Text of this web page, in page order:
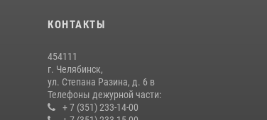
КОНТАКТЫ
454111
г. Челябинск,
ул. Степана Разина, д. 6 в
Телефоны дежурной части:
+ 7 (351) 233-14-00